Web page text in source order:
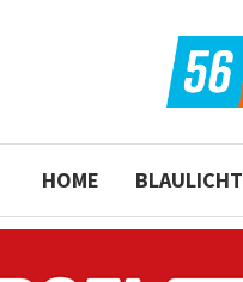
HOME BLAULICHT